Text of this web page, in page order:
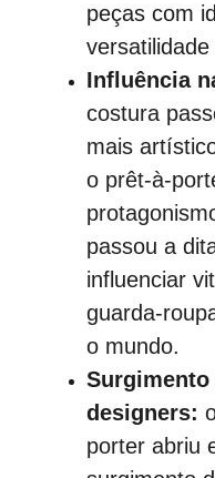
peças com
Influência
costura
mais
o prêt-à-
passou a
influenciar
guarda-
o mundo.
Surgimento
designers:
porter abriu